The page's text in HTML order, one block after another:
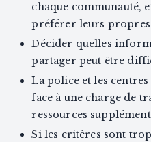
chaque communauté,
préférer leurs propres
Décider quelles
partager peut être
La police et les
face à une charge de
ressources
Si les critères sont